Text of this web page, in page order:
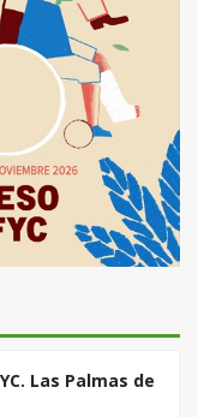
Las Palmas de